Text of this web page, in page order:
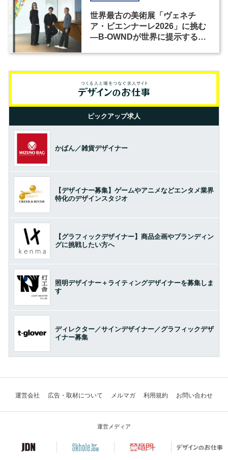
世界最古の美術展「ヴェネチ
ア・ビエンナーレ2026」に挑む
―B-OWNDが世界に提示する美
ピックアップ求人
かばん／雑貨デザイナー
【デザイナー募集】ゲームやアニメなどエンタメ業界
特化のデザインスタジオ
【グラフィックデザイナー】商品企画やブランディン
グに挑戦したい方へ
照明デザイナー＋ライティングデザイナーを募集しま
す
ディレクター／サインデザイナー／グラフィックデザ
イナー募集
運営会社 広告・取材について メルマガ 利用規約 お問い合わせ
運営メディア